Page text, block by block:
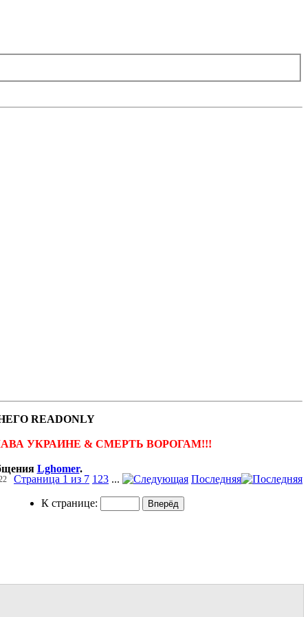
READONLY
СЛАВА УКРАИНЕ & СМЕРТЬ ВОРОГАМ!!!
Lghomer.
Страница 1 из 7 1 23 ... Последняя
К странице: